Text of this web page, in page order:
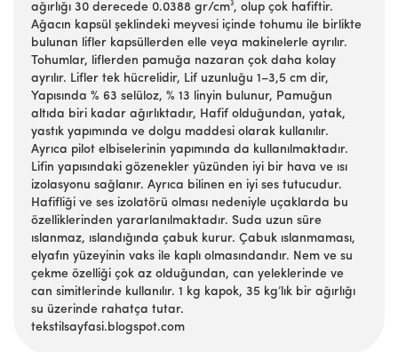
ağırlığı 30 derecede 0.0388 gr/cm³, olup çok hafiftir.
Ağacın kapsül şeklindeki meyvesi içinde tohumu ile birlikte
bulunan lifler kapsüllerden elle veya makinelerle ayrılır.
Tohumlar, liflerden pamuğa nazaran çok daha kolay
ayrılır. Lifler tek hücrelidir, Lif uzunluğu 1–3,5 cm dir,
Yapısında % 63 selüloz, % 13 linyin bulunur, Pamuğun
altıda biri kadar ağırlıktadır, Hafif olduğundan, yatak,
yastık yapımında ve dolgu maddesi olarak kullanılır.
Ayrıca pilot elbiselerinin yapımında da kullanılmaktadır.
Lifin yapısındaki gözenekler yüzünden iyi bir hava ve ısı
izolasyonu sağlanır. Ayrıca bilinen en iyi ses tutucudur.
Hafifliği ve ses izolatörü olması nedeniyle uçaklarda bu
özelliklerinden yararlanılmaktadır. Suda uzun süre
ıslanmaz, ıslandığında çabuk kurur. Çabuk ıslanmaması,
elyafın yüzeyinin vaks ile kaplı olmasındandır. Nem ve su
çekme özelliği çok az olduğundan, can yeleklerinde ve
can simitlerinde kullanılır. 1 kg kapok, 35 kg’lık bir ağırlığı
su üzerinde rahatça tutar.
tekstilsayfasi.blogspot.com